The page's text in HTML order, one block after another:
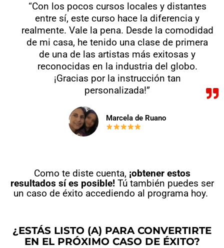
“Con los pocos cursos locales y distantes
entre sí, este curso hace la diferencia y
realmente. Vale la pena. Desde la comodidad
de mi casa, he tenido una clase de primera
de una de las artistas más exitosas y
reconocidas en la industria del globo.
¡Gracias por la instrucción tan
personalizada!”
Marcela de Ruano
Como te diste cuenta, ¡obtener estos
resultados sí es posible! Tú también puedes ser
un caso de éxito accediendo al programa hoy.
¿ESTÁS LISTO (A) PARA CONVERTIRTE
EN EL PRÓXIMO CASO DE ÉXITO?